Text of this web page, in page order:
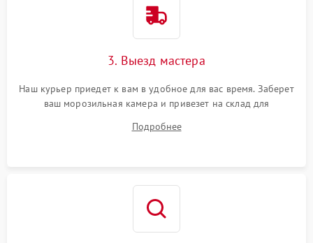
3. Выезд мастера
Наш курьер приедет к вам в удобное для вас время. Заберет
ваш морозильная камера и привезет на склад для
Подробнее